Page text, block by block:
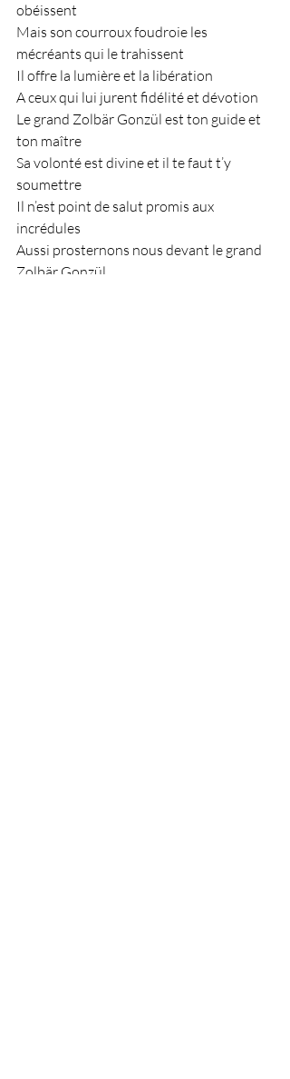
obéissent
Mais son courroux foudroie les
mécréants qui le trahissent
Il offre la lumière et la libération
A ceux qui lui jurent fidélité et dévotion
Le grand Zolbär Gonzül est ton guide et
ton maître
Sa volonté est divine et il te faut t’y
soumettre
Il n’est point de salut promis aux
incrédules
Aussi prosternons nous devant le grand
Zolbär Gonzül